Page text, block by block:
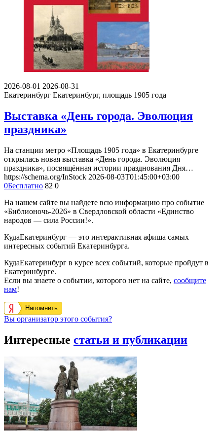
2026-08-01 2026-08-31
Екатеринбург Екатеринбург, площадь 1905 года
Выставка «День города. Эволюция
праздника»
На станции метро «Площадь 1905 года» в Екатеринбурге
открылась новая выставка «День города. Эволюция
праздника», посвящённая истории празднования Дня…
https://schema.org/InStock 2026-08-03T01:45:00+03:00
0Бесплатно 82 0
На нашем сайте вы найдете всю информацию про событие
«Библионочь-2026» в Свердловской области «Единство
народов — сила России!».
КудаЕкатеринбург — это интерактивная афиша самых
интересных событий Екатеринбурга.
КудаЕкатеринбург в курсе всех событий, которые пройдут в
Екатеринбурге.
Если вы знаете о событии, которого нет на сайте, сообщите
нам!
Напомнить
Вы организатор этого события?
Интересные статьи и публикации